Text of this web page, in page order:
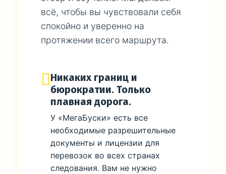
всё, чтобы вы чувствовали себя
спокойно и уверенно на
протяжении всего маршрута.
Никаких границ и
бюрократии. Только
плавная дорога.
У «МегаБуски» есть все
необходимые разрешительные
документы и лицензии для
перевозок во всех странах
следования. Вам не нужно